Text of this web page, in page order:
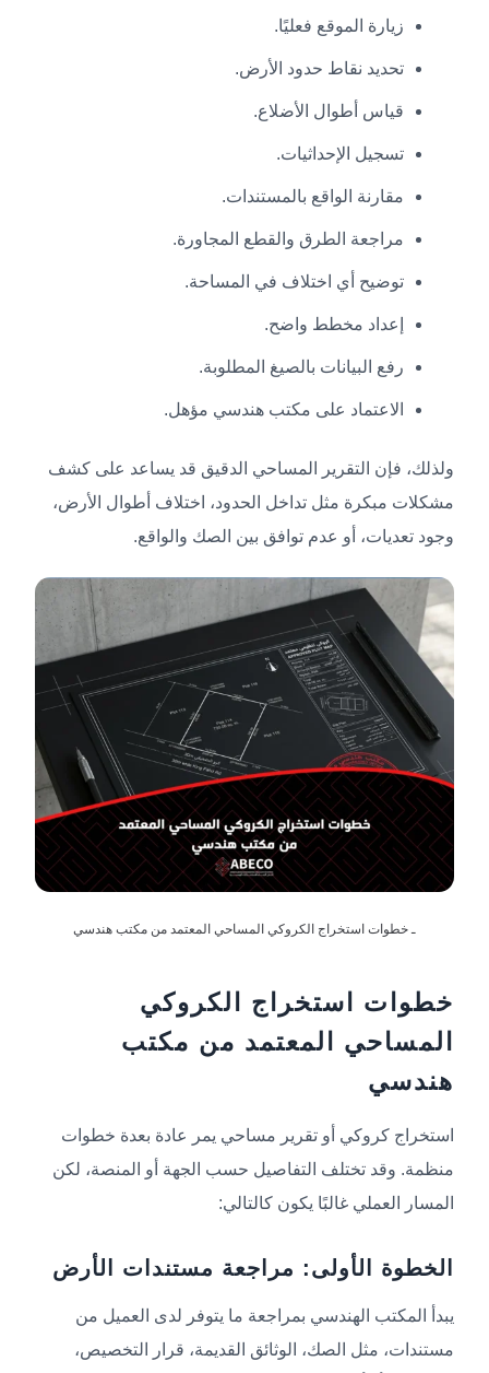
زيارة الموقع فعليًا.
تحديد نقاط حدود الأرض.
قياس أطوال الأضلاع.
تسجيل الإحداثيات.
مقارنة الواقع بالمستندات.
مراجعة الطرق والقطع المجاورة.
توضيح أي اختلاف في المساحة.
إعداد مخطط واضح.
رفع البيانات بالصيغ المطلوبة.
الاعتماد على مكتب هندسي مؤهل.
ولذلك، فإن التقرير المساحي الدقيق قد يساعد على كشف
مشكلات مبكرة مثل تداخل الحدود، اختلاف أطوال الأرض،
وجود تعديات، أو عدم توافق بين الصك والواقع.
ـ خطوات استخراج الكروكي المساحي المعتمد من مكتب هندسي
خطوات استخراج الكروكي
المساحي المعتمد من مكتب
هندسي
استخراج كروكي أو تقرير مساحي يمر عادة بعدة خطوات
منظمة. وقد تختلف التفاصيل حسب الجهة أو المنصة، لكن
المسار العملي غالبًا يكون كالتالي:
الخطوة الأولى: مراجعة مستندات الأرض
يبدأ المكتب الهندسي بمراجعة ما يتوفر لدى العميل من
مستندات، مثل الصك، الوثائق القديمة، قرار التخصيص،